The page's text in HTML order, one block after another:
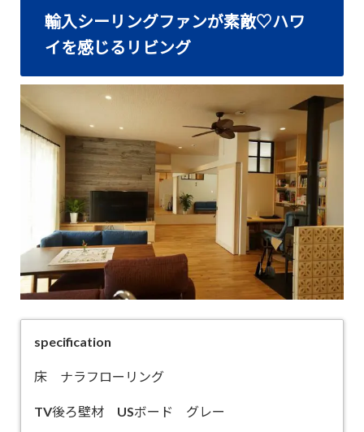
輸入シーリングファンが素敵♡ハワ
イを感じるリビング
specification
床 ナラフローリング
TV後ろ壁材 USボード グレー